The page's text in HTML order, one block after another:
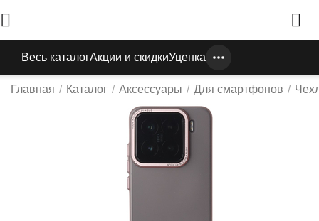
Весь каталогАкции и скидкиУценка
Главная / Каталог / Аксессуары / Для смартфонов /